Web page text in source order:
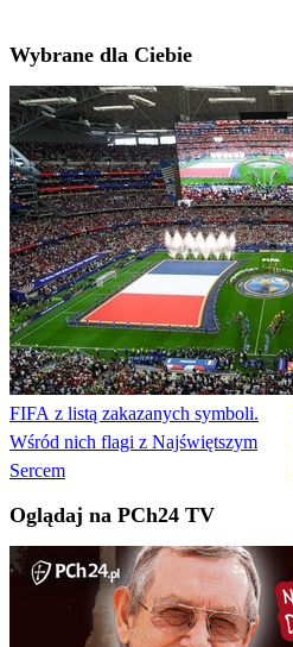
Wybrane dla Ciebie
FIFA z listą zakazanych symboli.
Wśród nich flagi z Najświętszym
Sercem
Oglądaj na PCh24 TV